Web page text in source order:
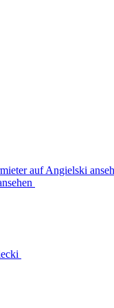
auf Angielski